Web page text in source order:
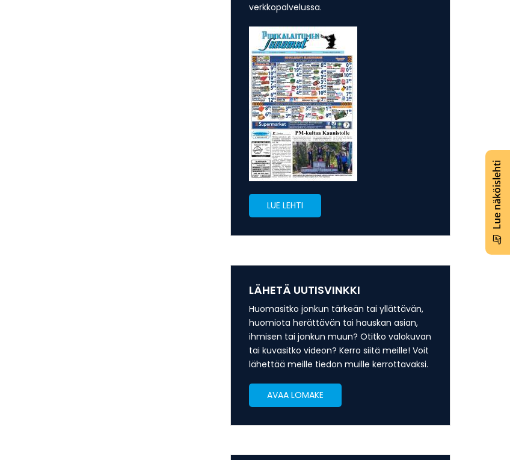
Lue näköislehti
verkkopalvelussa.
LUE LEHTI
LÄHETÄ UUTISVINKKI
Huomasitko jonkun tärkeän tai yllättävän,
huomiota herättävän tai hauskan asian,
ihmisen tai jonkun muun? Otitko valokuvan
tai kuvasitko videon? Kerro siitä meille! Voit
lähettää meille tiedon muille kerrottavaksi.
AVAA LOMAKE